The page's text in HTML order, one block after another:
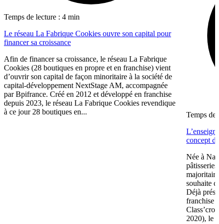
Temps de lecture : 4 min
Le réseau La Fabrique Cookies ouvre son capital pour
financer sa croissance
Afin de financer sa croissance, le réseau La Fabrique
Cookies (28 boutiques en propre et en franchise) vient
d’ouvrir son capital de façon minoritaire à la société de
capital-développement NextStage AM, accompagnée
par Bpifrance. Créé en 2012 et développé en franchise
depuis 2023, le réseau La Fabrique Cookies revendique
à ce jour 28 boutiques en...
Temps de
concept
Née à
souhaite
Déjà
franchise
2020), le